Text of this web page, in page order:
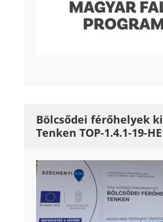
Bölcsődei férőhelyek
Tenken TOP-1.4.1-19-